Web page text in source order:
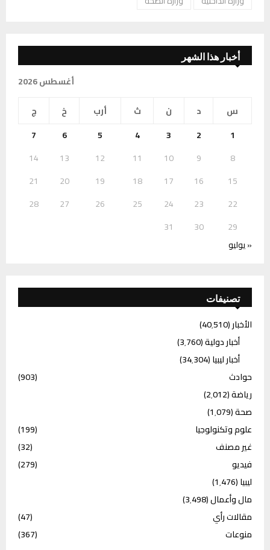
أخبار هذا الشهر
أغسطس 2026
س
د ن ث أرب خ
ج
1
2
3
4
5
6
7
8
9
10
11
12
13
14
15
16
17
18
19
20
21
22
23
24
25
26
27
28
29
30
31
« يوليو
تصنيفات
الأخبار(40٬510)
أخبار دولية(3٬760)
أخبار ليبيا(34٬304)
حوادث
(903)
رياضة(2٬012)
صحة(1٬079)
علوم وتكنولوجيا
(199)
غير مصنف
(32)
فيديو
(279)
ليبيا(1٬476)
مال وأعمال(3٬498)
مقالات رأي
(47)
منوعات
(367)